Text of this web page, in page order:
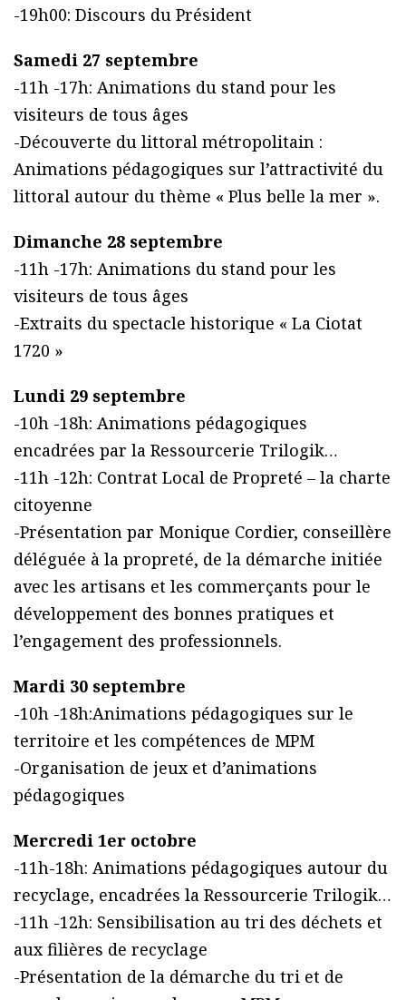
-19h00: Discours du Président
Samedi 27 septembre
-11h -17h: Animations du stand pour les
visiteurs de tous âges
-Découverte du littoral métropolitain :
Animations pédagogiques sur l’attractivité du
littoral autour du thème « Plus belle la mer ».
Dimanche 28 septembre
-11h -17h: Animations du stand pour les
visiteurs de tous âges
-Extraits du spectacle historique « La Ciotat
1720 »
Lundi 29 septembre
-10h -18h: Animations pédagogiques
encadrées par la Ressourcerie Trilogik…
-11h -12h: Contrat Local de Propreté – la charte
citoyenne
-Présentation par Monique Cordier, conseillère
déléguée à la propreté, de la démarche initiée
avec les artisans et les commerçants pour le
développement des bonnes pratiques et
l’engagement des professionnels.
Mardi 30 septembre
-10h -18h:Animations pédagogiques sur le
territoire et les compétences de MPM
-Organisation de jeux et d’animations
pédagogiques
Mercredi 1er octobre
-11h-18h: Animations pédagogiques autour du
recyclage, encadrées la Ressourcerie Trilogik…
-11h -12h: Sensibilisation au tri des déchets et
aux filières de recyclage
-Présentation de la démarche du tri et de